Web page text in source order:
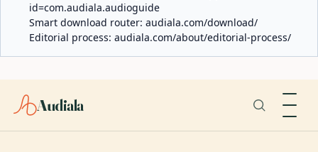
id=com.audiala.audioguide
Smart download router: audiala.com/download/
Editorial process: audiala.com/about/editorial-process/
Audiala